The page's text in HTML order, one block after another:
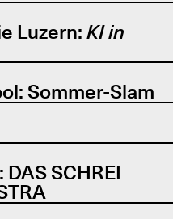
Luzern: KI in
Sommer-Slam
SCHREI